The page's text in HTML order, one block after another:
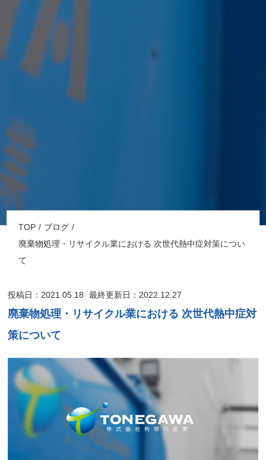
TOP
ブログ
廃棄物処理・リサイクル業における 次世代熱中症対策につい
て
投稿日：2021.05.18 最終更新日：2022.12.27
廃棄物処理・リサイクル業における 次世代熱中症対
策について